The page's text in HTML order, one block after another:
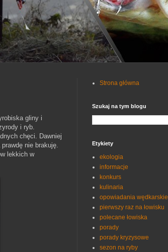
gliny i
i ryb.
chęci. Dawniej
nie brakuję.
lekkich w
Strona główna
Szukaj na tym blogu
Etykiety
ekologia
informacje
konkurs
kulinaria
opowiadania wędkarskie
pierwszy raz na łowisku
polecane łowiska
porady
porady kryzysowe
sezon na ryby